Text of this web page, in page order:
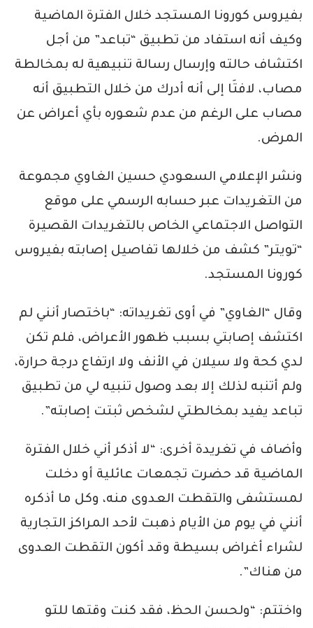
بفيروس كورونا المستجد خلال الفترة الماضية
وكيف أنه استفاد من تطبيق “تباعد” من أجل
اكتشاف حالته وإرسال رسالة تنبيهية له بمخالطة
مصاب، لافتَا إلى أنه أدرك من خلال التطبيق أنه
مصاب على الرغم من عدم شعوره بأي أعراض عن
المرض.
ونشر الإعلامي السعودي حسين الغاوي مجموعة
من التغريدات عبر حسابه الرسمي على موقع
التواصل الاجتماعي الخاص بالتغريدات القصيرة
“تويتر” كشف من خلالها تفاصيل إصابته بفيروس
كورونا المستجد.
وقال “الغاوي” في أوى تغريداته: “باختصار أنني لم
اكتشف إصابتي بسبب ظهور الأعراض، فلم تكن
لدي كحة ولا سيلان في الأنف ولا ارتفاع درجة حرارة،
ولم أتنبه لذلك إلا بعد وصول تنبيه لي من تطبيق
تباعد يفيد بمخالطتي لشخص ثبتت إصابته”.
وأضاف في تغريدة أخرى: “لا أذكر أني خلال الفترة
الماضية قد حضرت تجمعات عائلية أو دخلت
لمستشفى والتقطت العدوى منه، وكل ما أذكره
أنني في يوم من الأيام ذهبت لأحد المراكز التجارية
لشراء أغراض بسيطة وقد أكون التقطت العدوى
من هناك”.
واختتم: “ولحسن الحظ، فقد كنت وقتها للتو